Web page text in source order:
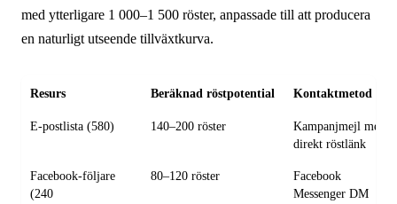
med ytterligare 1 000–1 500 röster, anpassade till att producera
en naturligt utseende tillväxtkurva.
Resurs Beräknad röstpotential Kontaktmetod
E-postlista (580) 140–200 röster
Kampanjmejl med
direkt röstlänk
Facebook-följare
(240
80–120 röster
Facebook
Messenger DM